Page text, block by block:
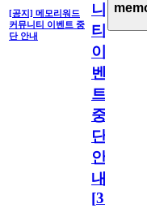
[공지] 메모리워드
커뮤니티 이벤트 중
단 안내
니
티
이
벤
트
중
단
안
내
[31